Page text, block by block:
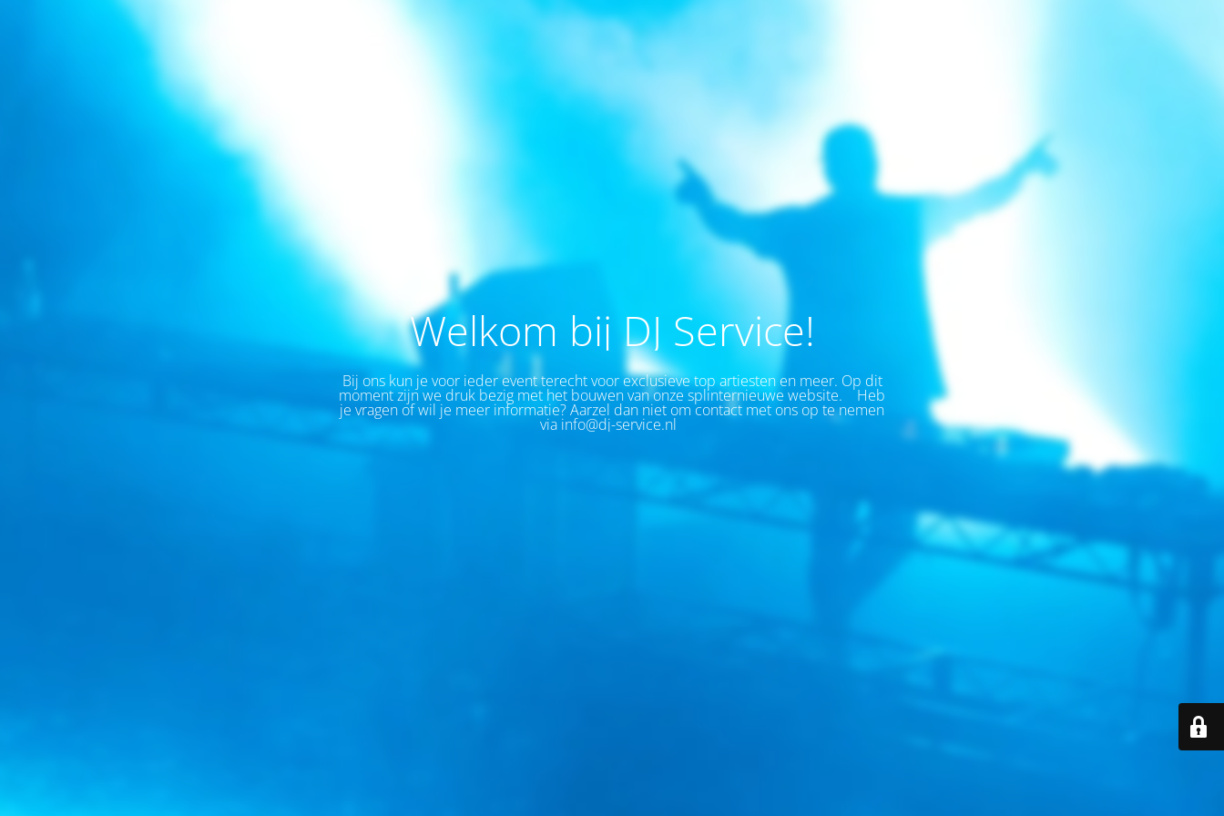
Welkom bij DJ Service!
Bij ons kun je voor ieder eventterecht voor exclusieve top artiesten en meer. Op dit
moment zijn we druk bezig met het bouwen van onze splinternieuwe website. Heb
je vragen of wil je meer informatie? Aarzel dan niet om contact met ons op te nemen
via info@dj-service.nl